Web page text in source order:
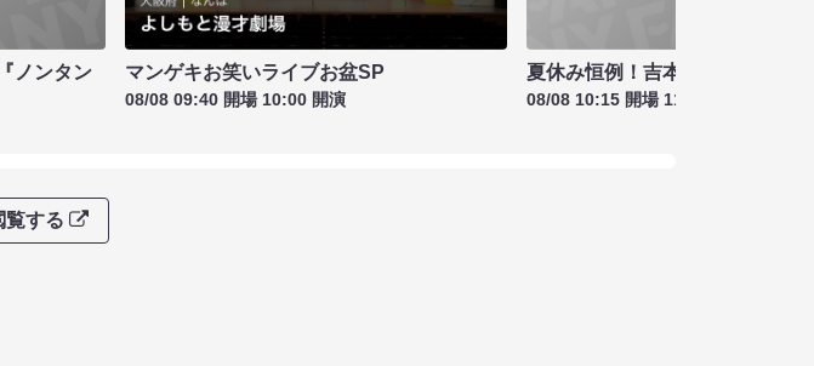
ノンタン
マンゲキお笑いライブお盆SP
08/08 09:40 開場 10:00 開演
夏休み恒例！吉本新喜劇＆バラ
08/08 10:15 開場 11:00 開演
覧する